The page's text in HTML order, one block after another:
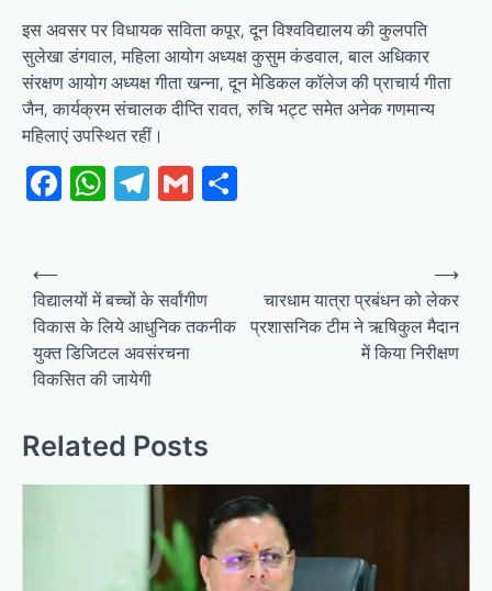
इस अवसर पर विधायक सविता कपूर, दून विश्वविद्यालय की कुलपति
सुलेखा डंगवाल, महिला आयोग अध्यक्ष कुसुम कंडवाल, बाल अधिकार
संरक्षण आयोग अध्यक्ष गीता खन्ना, दून मेडिकल कॉलेज की प्राचार्य गीता
जैन, कार्यक्रम संचालक दीप्ति रावत, रुचि भट्ट समेत अनेक गणमान्य
महिलाएं उपस्थित रहीं।
Facebook
WhatsApp
Telegram
Gmail
Post
navigation
⟵
विद्यालयों में बच्चों के सर्वांगीण
विकास के लिये आधुनिक तकनीक
युक्त डिजिटल अवसंरचना
विकसित की जायेगी
चारधाम यात्रा प्रबंधन को लेकर
प्रशासनिक टीम ने ऋषिकुल मैदान
में किया निरीक्षण
⟶
Related Posts